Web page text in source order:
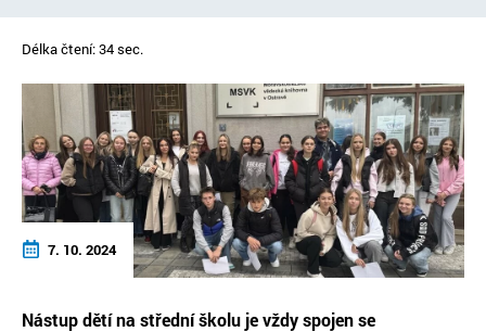
Délka čtení: 34 sec.
7. 10. 2024
Nástup dětí na střední školu je vždy spojen se